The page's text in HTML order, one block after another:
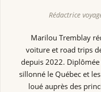
Rédactrice
Marilou Tremblay
voiture et road trips
depuis 2022.
sillonné le Québec et
loué auprès des